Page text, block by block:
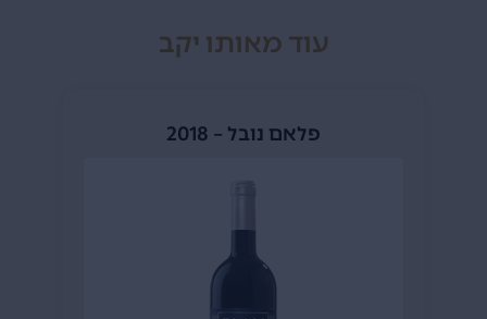
עוד מאותו יקב
פלאם נובל – 2018